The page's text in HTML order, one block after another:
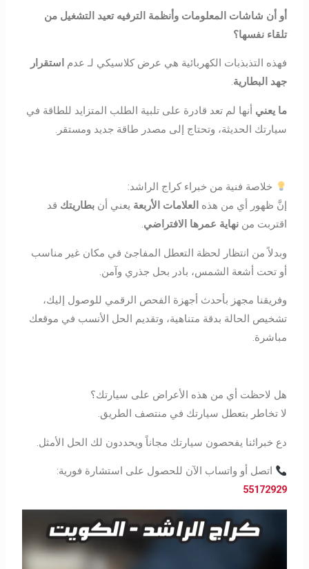
أو أن شاشات المعلومات وأنظمة الترفيه تعيد التشغيل من
تلقاء نفسها؟
فهذه التذبذبات الكهربائية هي عرض كلاسيكي لـ عدم استقرار
جهد البطارية.
ما يعني أنها لم تعد قادرة على تلبية الطلب المتزايد للطاقة في
سيارتك الحديثة، وتحتاج إلى مصدر طاقة جديد ومستقر.
خلاصة فنية من خبراء كراج الراشد:
إنَّ ظهور أي من هذه العلامات الأربعة يعني أنبطاريتك قد
اقتربت مننهاية عمرها الافتراضي.
وبدلاً من انتظار لحظة التعطل المفاجئ في مكان غير مناسب
أو تحت أشعة الشمس، بادر بحل جذري وآمن.
وفريقنا مجهز بأحدث أجهزة الفحص الرقمي للوصول إليك،
تشخيص الحالة بدقة متناهية، وتقديم الحل الأنسب في موقعك
مباشرة.
هل لاحظت أي من هذه الأعراض على سيارتك؟
لا تخاطر بتعطل سيارتك في منتصف الطريق.
دع خبرائنا يفحصون سيارتك مجاناً ويحددون لك الحل الأمثل.
اتصل أو واتساب الآن للحصول على استشارة فورية:
55172929